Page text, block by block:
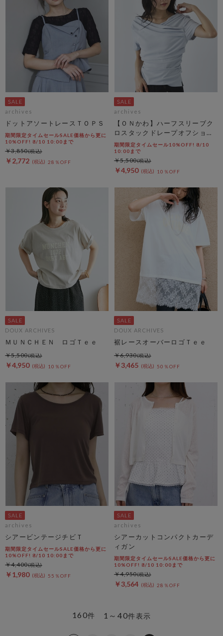
archives
ドットアソートレースＴＯＰＳ
期間限定タイムセールSALE価格から更に
10%OFF! 8/10 10:00まで
￥2,772 28％OFF
￥3,850
archives
【ＯＮかわ】ハーフスリーブク
ロスタックドレープオフショル
ＴＯＰＳ
期間限定タイムセール10%OFF! 8/10
10:00まで
￥4,950 10％OFF
￥5,500
DOUX ARCHIVES
ＭＵＮＣＨＥＮ ロゴＴｅｅ
￥4,950 10％OFF
￥5,500
DOUX ARCHIVES
裾レースオーバーロゴＴｅｅ
￥3,465 50％OFF
￥6,930
archives
シアービンテージチビＴ
期間限定タイムセールSALE価格から更に
10%OFF! 8/10 10:00まで
￥1,980 55％OFF
￥4,400
archives
シアーカットコンパクトカーデ
ィガン
期間限定タイムセールSALE価格から更に
10%OFF! 8/10 10:00まで
￥3,564 28％OFF
￥4,950
1～40件表示
160件